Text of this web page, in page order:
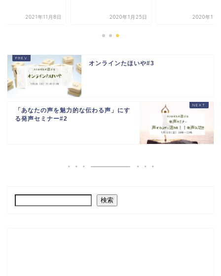
2021年11月8日 2020年1月25日 2020年11
オンラインたほいや#3
「あなたの声を魅力的な伝わる声」にす
る発声セミナー#2
検索